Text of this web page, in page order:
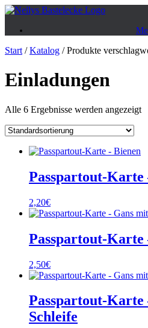
Zum
springen
Start /Katalog / Produkte
Einladungen
Alle 6 Ergebnisse werden angezeigt
Passpartout-Karte
2,20€
Passpartout-Karte
2,50€
Passpartout-Karte
Schleife